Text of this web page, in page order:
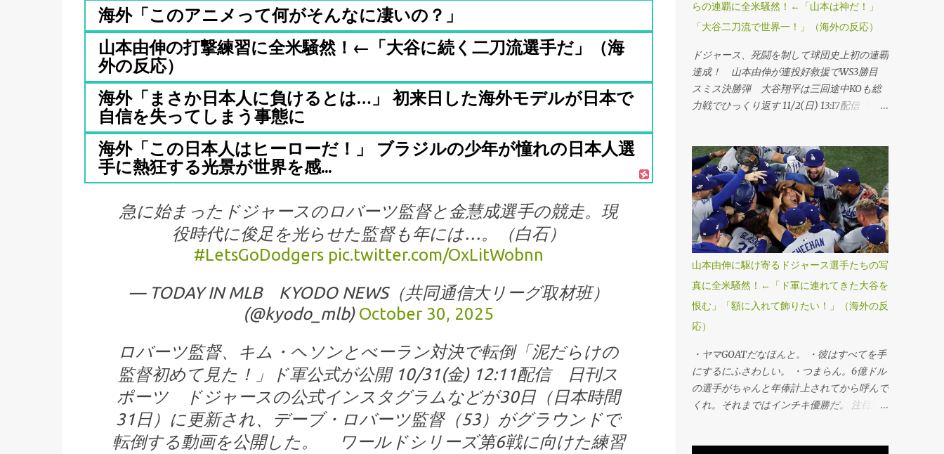
海外「このアニメって何がそんなに凄いの？」
山本由伸の打撃練習に全米騒然！←「大谷に続く二刀流選手だ」（海
外の反応）
海外「まさか日本人に負けるとは…」 初来日した海外モデルが日本で
自信を失ってしまう事態に
海外「この日本人はヒーローだ！」 ブラジルの少年が憧れの日本人選
手に熱狂する光景が世界を感...
急に始まったドジャースのロバーツ監督と金慧成選手の競走。現
役時代に俊足を光らせた監督も年には…。（白石）
#LetsGoDodgers pic.twitter.com/OxLitWobnn
— TODAY IN MLB KYODO NEWS（共同通信大リーグ取材班）
(@kyodo_mlb) October 30, 2025
ロバーツ監督、キム・ヘソンとべーラン対決で転倒「泥だらけの
監督初めて見た！」ド軍公式が公開 10/31(金) 12:11配信 日刊ス
ポーツ ドジャースの公式インスタグラムなどが30日（日本時間
31日）に更新され、デーブ・ロバーツ監督（53）がグラウンドで
転倒する動画を公開した。 ワールドシリーズ第6戦に向けた練習
らの連覇に全米騒然！←「山本は神だ！」
「大谷二刀流で世界一！」（海外の反応）
ドジャース、死闘を制して球団史上初の連覇
達成！ 山本由伸が連投好救援でWS3勝目
スミス決勝弾 大谷翔平は三回途中KOも総
力戦でひっくり返す 11/2(日) 13:17配信「ワ
ャースが延長十一回にスミスの勝ち越し本塁
打で球団史上初、MLB25年ぶりのワールド
シリーズ連覇を果たした。第6戦勝利投手の
山本由伸投手が九回途中から登板し、1死満
塁のピンチを切り抜けるなど、3回を無失点
に抑えてシリーズ3勝目を挙げた。「1番・投
手兼指名打者」で先発出場した大谷翔平投手
は三回に決勝3ランを被弾し、マウンドで両
手を膝につきうなだれKO。打者としては第3
戦以来のマルチ安打をマークするなど5打数
2安打1四球だった。 ・連覇だぜベイビー。
あみろトロント！マリナーズファンとして感
謝する。 ・よおおおお！泣きそうだ。カー
ショーのために嬉しすぎる。 ・よっしゃあ
あああ！MVPはヤマだ！ 注目記事（外部サ
わない。 ・やべえ。 ・やった！ホーム後ろ
山本由伸に駆け寄るドジャース選手たちの写
真に全米騒然！←「ド軍に連れてきた大谷を
恨む」「額に入れて飾りたい！」（海外の反
応）
・ヤマGOATだなほんと。 ・彼はすべてを手
にするにふさわしい。 ・つまらん。6億ドル
の選手がちゃんと年俸計上されてから呼んで
くれ。それまではインチキ優勝だ。 注目記